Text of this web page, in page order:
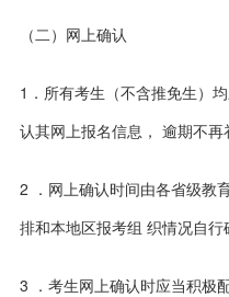
（二）网上确认
1．所有考生（不含推免生）
认其网上报名信息， 逾期不再
2 ．网上确认时间由各省级教
排和本地区报考组 织情况自行
3 ．考生网上确认时应当积极